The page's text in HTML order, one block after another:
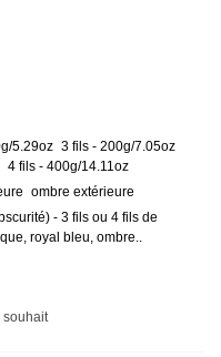
5.29oz 3 fils - 200g/7.05oz
4 fils - 400g/14.11oz
ombre extérieure
- 3 fils ou 4 fils de
royal bleu, ombre..
souhait